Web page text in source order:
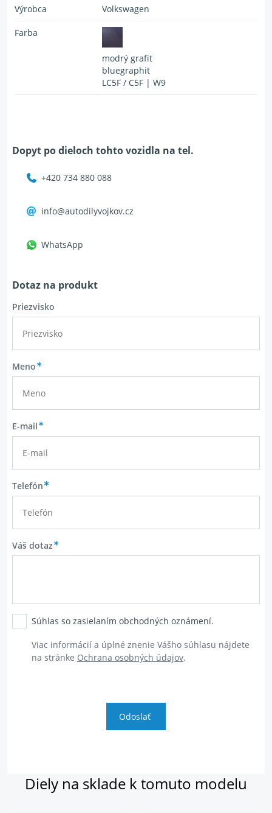
Výrobca Volkswagen
Farba
modrý grafit
bluegraphit
LC5F / C5F | W9
Dopyt po dieloch tohto vozidla na tel.
+420 734 880 088
info@autodilyvojkov.cz
WhatsApp
Dotaz na produkt
Priezvisko
Meno
E-mail
Telefón
Váš dotaz
Súhlas so zasielaním obchodných oznámení.
Viac informácií a úplné znenie Vášho súhlasu nájdete
na stránke Ochrana osobných údajov.
Diely na sklade k tomuto modelu